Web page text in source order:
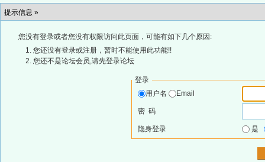
提示信息 »
您没有登录或者您没有权限访问此页面，可能有如下几个原因:
您还没有登录或注册，暂时不能使用此功能!!
您还不是论坛会员,请先登录论坛
登录
用户名
Email
密 码
隐身登录 是